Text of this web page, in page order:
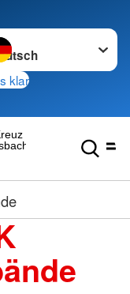
wechseln zu
klar